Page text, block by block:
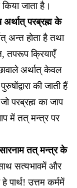
जाता है।
परब्रह्म के
अन्त होता है तथा
तपरूप क्रियाएँ
अर्थात् केवल
की जाती हैं
परब्रह्म का जाप
में तत् मन्त्र पर
तत् मन्त्र के
सत्यभावमें और
पार्थ! उत्तम कर्ममें